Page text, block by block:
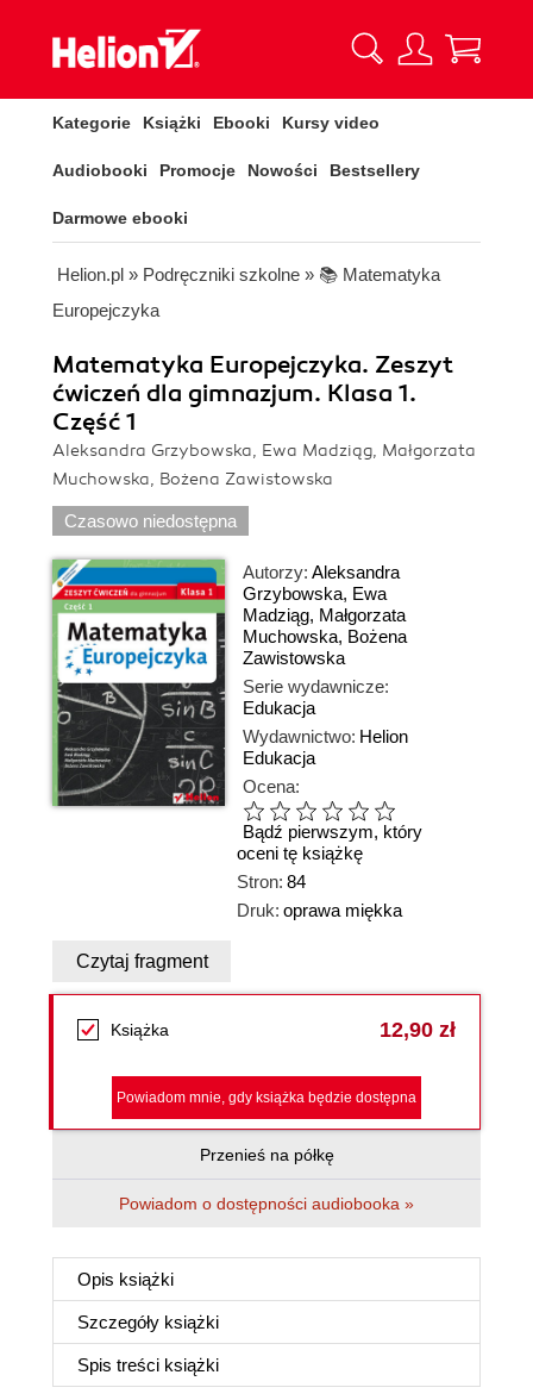
Kategorie Książki Ebooki Kursy video
Audiobooki Promocje Nowości Bestsellery
Darmowe ebooki
Helion.pl » Podręczniki szkolne » 📚 Matematyka
Europejczyka
Matematyka Europejczyka. Zeszyt
ćwiczeń dla gimnazjum. Klasa 1.
Część 1
Aleksandra Grzybowska, Ewa Madziąg, Małgorzata
Muchowska, Bożena Zawistowska
Czasowo niedostępna
Autorzy: Aleksandra
Grzybowska, Ewa
Madziąg, Małgorzata
Muchowska, Bożena
Zawistowska
Serie wydawnicze:
Edukacja
Wydawnictwo: Helion
Edukacja
Ocena:
Bądź pierwszym, który
oceni tę książkę
Stron: 84
Druk: oprawa miękka
Czytaj fragment
Książka 12,90 zł
Powiadom mnie, gdy książka będzie dostępna
Przenieś na półkę
Powiadom o dostępności audiobooka »
Opis książki
Szczegóły książki
Spis treści książki